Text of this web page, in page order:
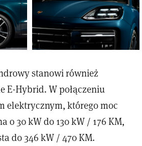
stanowi również
E-Hybrid. W połączeniu
elektrycznym, którego moc
o 30 kW do 130 kW / 176 KM,
do 346 kW / 470 KM.